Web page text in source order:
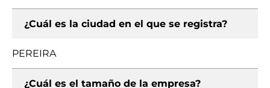
¿Cuál es la ciudad en el que se registra?
PEREIRA
¿Cuál es el tamaño de la empresa?